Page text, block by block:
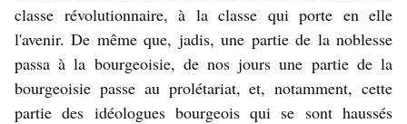
classe révolutionnaire, à la classe qui porte en elle
l'avenir. De même que, jadis, une partie de la noblesse
passa à la bourgeoisie, de nos jours une partie de la
bourgeoisie passe au prolétariat, et, notamment, cette
partie des idéologues bourgeois qui se sont haussés